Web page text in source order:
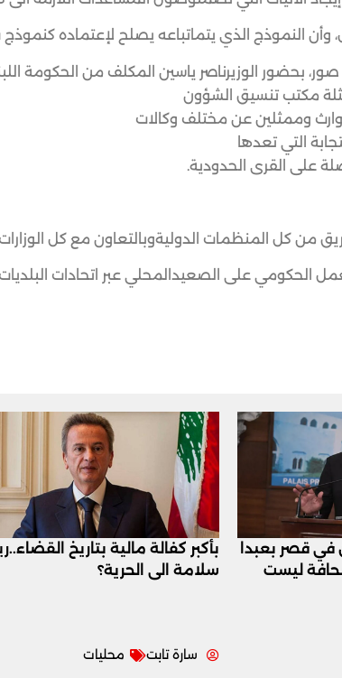
وأن النموذج الذي يتماتباعه يصلح لإعتماده
بحضور الوزيرناصر ياسين المكلف من الحكومة
مكتب تنسيق الشؤون
وممثلين عن مختلف وكالات
التي تعدها
على القرى الحدودية.
مع كل الوزارات والقطاعات المعنية، وسوف يتم التركيز على
على الصعيدالمحلي عبر اتحادات
في قصر بعبدا
ليست
بأكبر كفالة مالية بتاريخ
سلامة الى الحرية؟
سارة تابت محليات